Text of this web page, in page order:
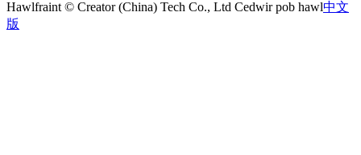
Hawlfraint © Creator (China) Tech Co., Ltd Cedwir pob hawl中文
版